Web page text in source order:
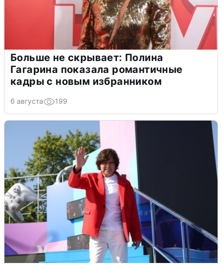
Больше не скрывает: Полина
Гагарина показала романтичные
кадры с новым избранником
6 августа 199